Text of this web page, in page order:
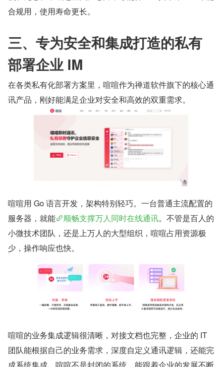
合规用，使用寿命更长。
三、专为安全和集成打造的私有
部署企业 IM
在各类私有化部署方案里，喧喧作为禅道软件旗下的核心通
讯产品，刚好能满足企业对安全和高效的双重需求。
喧喧用 Go 语言开发，架构特别轻巧。一台普通主流配置的
服务器，就能
顺畅支撑万人同时在线通讯。不管是百人的
小微技术团队，还是上万人的大型组织，喧喧占用资源极
少，操作响应也快。
喧喧的业务集成逻辑很清晰，对接文档也完整，企业的 IT
团队能根据自己的业务需求，深度自定义通讯逻辑，还能完
成系统集成。喧喧不是封闭的系统，能跟着企业的发展不断